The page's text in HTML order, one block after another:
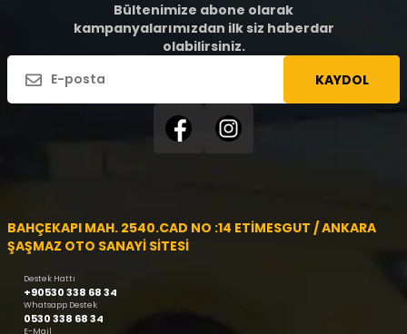
Bültenimize abone olarak
kampanyalarımızdan ilk siz haberdar
olabilirsiniz.
KAYDOL
BAHÇEKAPI MAH. 2540.CAD NO :14 ETİMESGUT / ANKARA
ŞAŞMAZ OTO SANAYİ SİTESİ
Destek Hattı
+90530 338 68 34
Whatsapp Destek
0530 338 68 34
E-Mail